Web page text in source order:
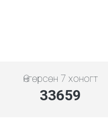
Өнгөрсөн 7 хоногт
33659